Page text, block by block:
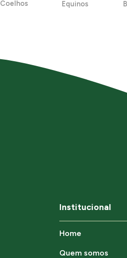
Coelhos Equinos
Institucional
Home
Quem somos